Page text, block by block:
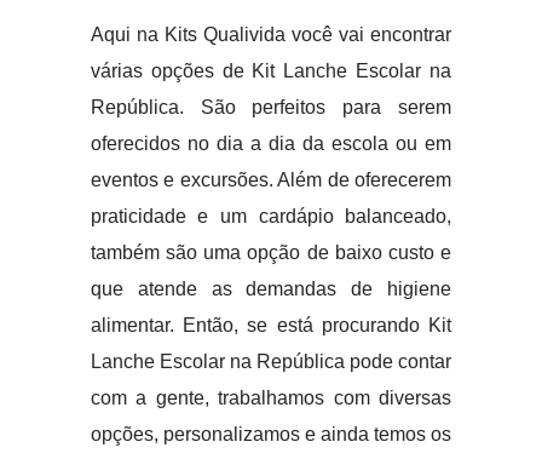
Aqui na Kits Qualivida você vai encontrar
várias opções de Kit Lanche Escolar na
República. São perfeitos para serem
oferecidos no dia a dia da escola ou em
eventos e excursões. Além de oferecerem
praticidade e um cardápio balanceado,
também são uma opção de baixo custo e
que atende as demandas de higiene
alimentar. Então, se está procurando Kit
Lanche Escolar na República pode contar
com a gente, trabalhamos com diversas
opções, personalizamos e ainda temos os